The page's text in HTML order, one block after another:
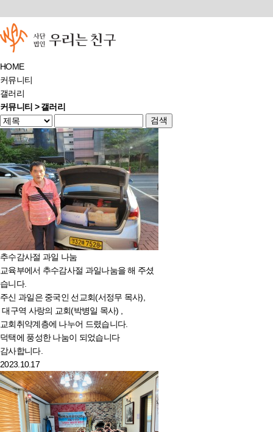
HOME
커뮤니티
갤러리
커뮤니티 > 갤러리
검색
추수감사절 과일 나눔
교육부에서 추수감사절 과일나눔을 해 주셨
습니다.
주신 과일은 중국인 선교회(서정무 목사),
대구역 사랑의 교회(박병일 목사) ,
교회취약계층에 나누어 드렸습니다.
덕택에 풍성한 나눔이 되었습니다
감사합니다.
2023.10.17